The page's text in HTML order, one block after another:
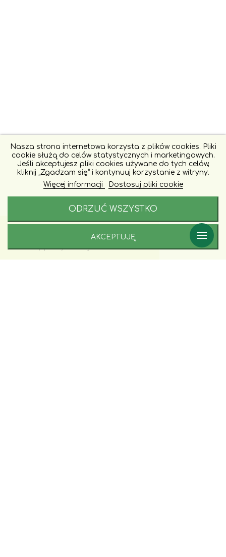
Nasza strona internetowa korzysta z plików cookies. Pliki
cookie służą do celów statystycznych i marketingowych.
Jeśli akceptujesz pliki cookies używane do tych celów,
kliknij „Zgadzam się” i kontynuuj korzystanie z witryny.
Więcej informacji
Dostosuj pliki cookie
ODRZUĆ WSZYSTKO
AKCEPTUJĘ
+48 577 246 228
Godziny pracy naszej infoliii: 9 - 17